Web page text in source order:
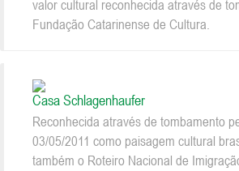
valor cultural reconhecida através de
Fundação Catarinense de Cultura.
Casa Schlagenhaufer
Reconhecida através de tombamento
03/05/2011 como paisagem cultural
também o Roteiro Nacional de